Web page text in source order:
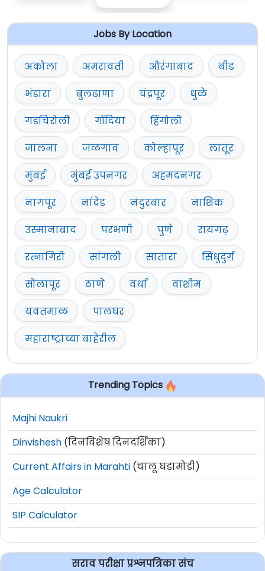
Jobs By Location
अकोला अमरावती औरंगाबाद
बीड
भंडारा
बुलढाणा चंद्रपूर
धुळे
गडचिरोली
गोंदिया
हिंगोली
जालना
जळगाव कोल्हापूर
लातूर
मुंबई
मुंबई उपनगर
अहमदनगर
नागपूर
नांदेड नंदुरबार
नाशिक
उस्मानाबाद
परभणी पुणे
रायगढ़
रत्नागिरी
सांगली सातारा
सिंधुदुर्ग
सोलापूर
ठाणे वर्धा
वाशीम
यवतमाळ
पालघर
महाराष्ट्राच्या बाहेरील
Trending Topics
Majhi Naukri
Dinvishesh (दिनविशेष दिनदर्शिका)
Current Affairs in Marahti (चालू घडामोडी)
Age Calculator
SIP Calculator
सराव परीक्षा प्रश्नपत्रिका संच